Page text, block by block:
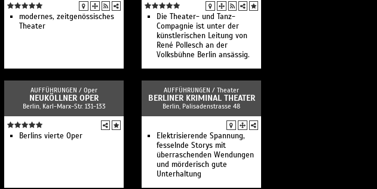
modernes, zeitgenössisches
Theater
Die Theater- und Tanz-
Compagnie ist unter der
künstlerischen Leitung von
René Pollesch an der
Volksbühne Berlin ansässig.
AUFFÜHRUNGEN / Oper
NEUKÖLLNER OPER
Berlin, Karl-Marx-Str. 131-133
Berlins vierte Oper
AUFFÜHRUNGEN / Theater
BERLINER KRIMINAL THEATER
Berlin, Palisadenstrasse 48
Elektrisierende Spannung,
fesselnde Storys mit
überraschenden Wendungen
und mörderisch gute
Unterhaltung